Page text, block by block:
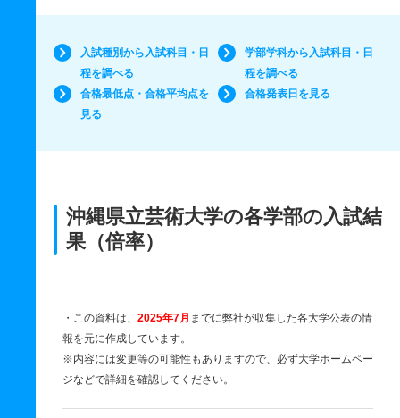
入試種別から入試科目・日
程を調べる
学部学科から入試科目・日
程を調べる
合格最低点・合格平均点を
見る
合格発表日を見る
沖縄県立芸術大学の各学部の入試結
果（倍率）
・この資料は、 2025年7月 までに弊社が収集した各大学公表の情
報を元に作成しています。
※内容には変更等の可能性もありますので、必ず大学ホームペー
ジなどで詳細を確認してください。